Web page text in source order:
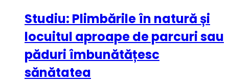
Studiu: Plimbările în natură și
locuitul aproape de parcuri sau
păduri îmbunătățesc
sănătatea